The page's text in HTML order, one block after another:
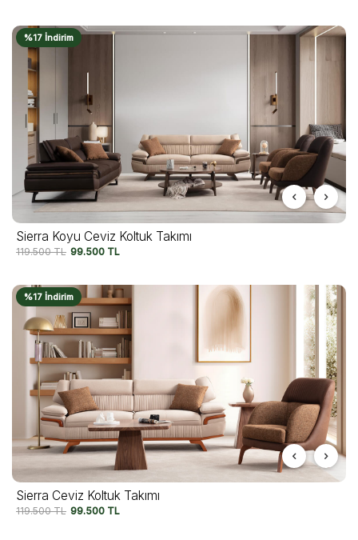
%17 İndirim
Sierra Koyu Ceviz Koltuk Takımı
119.500TL 99.500 TL
%17 İndirim
Sierra Ceviz Koltuk Takımı
119.500TL 99.500 TL